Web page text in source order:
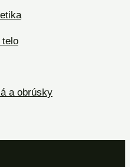
a obrúsky